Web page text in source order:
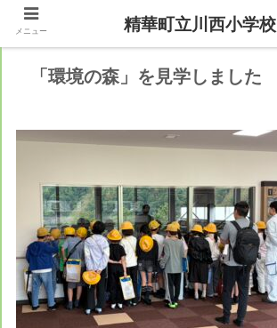
「環境の森」を見学しました
メニュー 精華町立川西小学校